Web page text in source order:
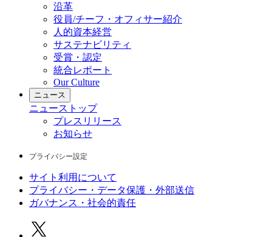
沿革
役員/チーフ・オフィサー紹介
人的資本経営
サステナビリティ
受賞・認定
統合レポート
Our Culture
ニュース
ニュース トップ
プレスリリース
お知らせ
プライバシー設定
サイト利用について
プライバシー・データ保護・外部送信
ガバナンス・社会的責任